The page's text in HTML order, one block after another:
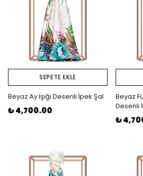
SEPETE EKLE
Beyaz Ay Işığı Desenli İpek Şal
₺ 4,700.00
Beyaz
Desenli
₺